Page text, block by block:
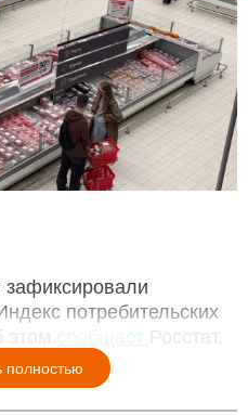
потребительских
этом
сообщает Росстат.
полностью